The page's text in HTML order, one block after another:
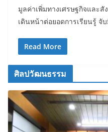
มูลค่าเพิ่มทางเศรษฐกิจและ
เดินหน้าต่อยอดการเรียนรู้ จั
Read More
ศิลปวัฒนธรรม